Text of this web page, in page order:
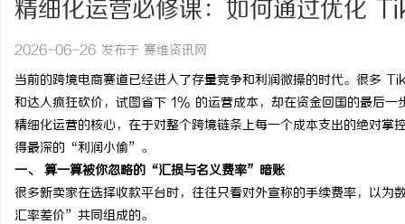
精细化运营必修课：如何通过优化
润？
2026-06-26 发布于 赛维资讯网
当前的跨境电商赛道已经进入了存量竞争和利润微操的时代。很多
和达人疯狂砍价，试图省下 1% 的运营成本，却在资金回国的最
精细化运营的核心，在于对整个跨境链条上每一个成本支出的绝对掌
得最深的“利润小偷”。
一、 算一算被你忽略的“汇损与名义费率”暗账
很多新卖家在选择收款平台时，往往只看对外宣称的手续费率，以
汇率差价”共同组成的。